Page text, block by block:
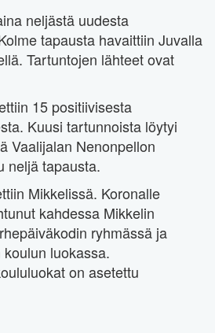
neljästä uudesta
tapausta havaittiin Juvalla
Tartuntojen lähteet ovat
15 positiivisesta
Kuusi tartunnoista löytyi
Vaalijalan Nenonpellon
neljä tapausta.
Mikkelissä. Koronalle
kahdessa Mikkelin
ryhmässä ja
luokassa.
on asetettu